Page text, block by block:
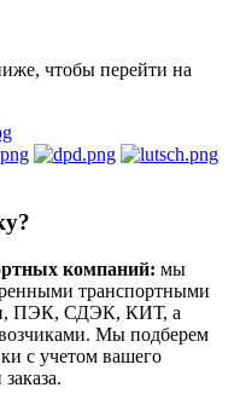
чтобы перейти на
компаний: мы
транспортными
ПЭК, СДЭК, КИТ, а
Мы подберем
с учетом вашего